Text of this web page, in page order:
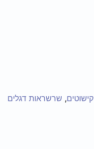
קישוטים, שרשראות דגלים